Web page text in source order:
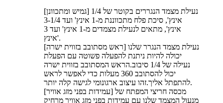
[גמיש ומתכוונן] נעילת מצמד הנגררים בקוטר של 1/4
אינץ', סיכת פלח מתכווננת מ-1 אינץ' ועד 3-1/4
אינץ', מתאים לנעילת מצמדים מ-1 אינץ' ועד 3
אינץ'.
[ראש מסתובב בזווית ישרה] נעילת מצמד הנגרר שלנו
יכולה להיות ניתנת להפעלה פשוטה עם הפעלת
נעילה של 1/4 סיבוב.הראש המסתובב בזווית ישרה
יכול להסתובב 360 מעלות כדי לאפשר לראש
להתפתל אליך.זהו עיצוב ארגונומי לגישה קלה יותר.
[עמידות בפני מזג אוויר] מכסה חריצי המפתח של
מנעול המצמד שלנו עם עמידות בפני מזג אוויר מרחיק